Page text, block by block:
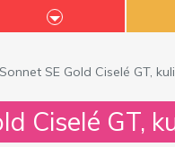
Sonnet SE Gold Ciselé GT,
Ciselé GT,